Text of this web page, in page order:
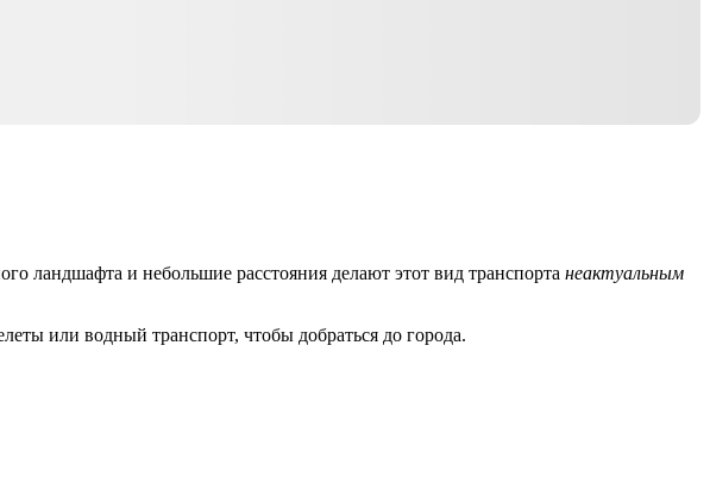
ландшафта и небольшие расстояния делают этот вид транспорта неактуальным
или водный транспорт, чтобы добраться до города.